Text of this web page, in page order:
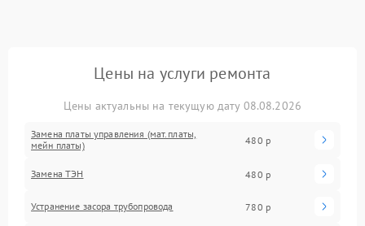
Цены на услуги ремонта
Цены актуальны на текущую дату 08.08.2026
Замена платы управления (мат.платы,
мейн платы)
480 р
Замена ТЭН 480 р
Устранение засора трубопровода 780 р